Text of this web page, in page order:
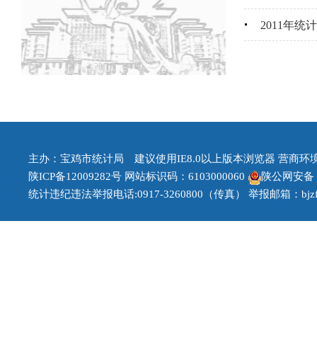
2011年统
主办：宝鸡市统计局 建议使用IE8.0以上版本浏览器 营商环
陕ICP备12009282号 网站标识码：6103000060
陕公网安备
统计违纪违法举报电话:0917-3260800（传真） 举报邮箱：